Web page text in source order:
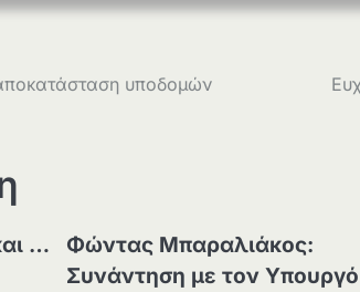
υποδομών
…
Φώντας Μπαραλιάκος:
Συνάντηση με τον Υπουργό